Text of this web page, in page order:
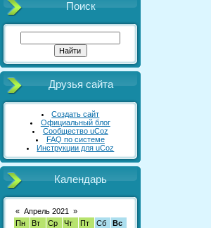
Поиск
Друзья сайта
Создать сайт
Официальный блог
Сообщество uCoz
FAQ по системе
Инструкции для uCoz
Календарь
« Апрель 2021
»
Пн
Вт Ср Чт Пт Сб
Вс